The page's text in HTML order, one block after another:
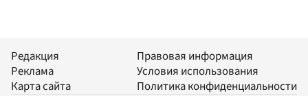
Редакция
Реклама
Карта сайта
Правовая информация
Условия использования
Политика конфиденциальности